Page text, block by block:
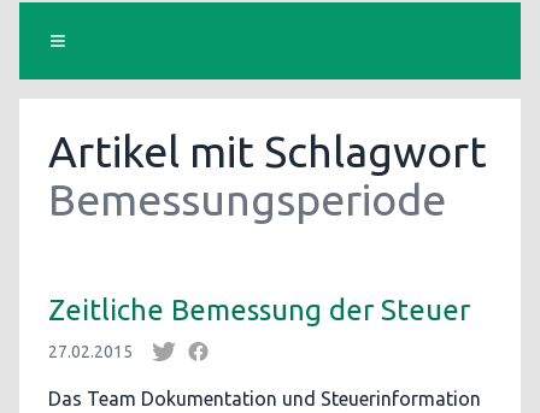
Artikel mit Schlagwort
Bemessungsperiode
Zeitliche Bemessung der Steuer
27.02.2015
Das Team Dokumentation und Steuerinformation